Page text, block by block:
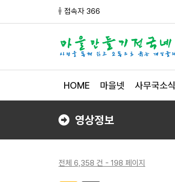
접속자 366
HOME 마을넷 사무국소식
영상정보
전체 6,358 건 - 198 페이지